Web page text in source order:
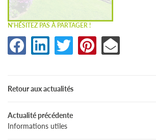
Entretien
N'HÉSITEZ PAS À PARTAGER !
Retour aux actualités
Actualité précédente
Informations utiles